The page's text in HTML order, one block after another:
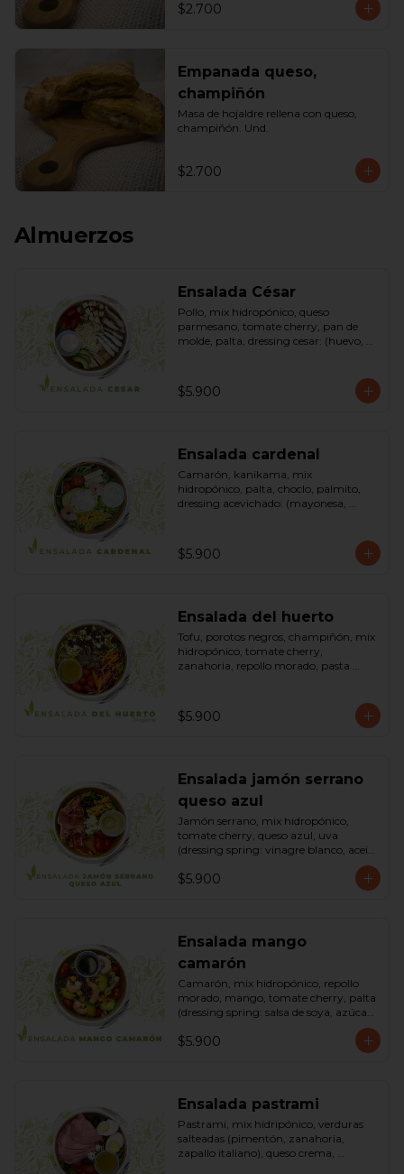
$2.700
Empanada queso,
champiñón
Masa de hojaldre rellena con queso,
champiñón. Und.
$2.700
Almuerzos
Ensalada César
Pollo, mix hidropónico, queso
parmesano, tomate cherry, pan de
molde, palta, dressing cesar: (huevo,
$5.900
Ensalada cardenal
Camarón, kanikama, mix
hidropónico, palta, choclo, palmito,
dressing acevichado: (mayonesa,
$5.900
Ensalada del huerto
Tofu, porotos negros, champiñón, mix
hidropónico, tomate cherry,
zanahoria, repollo morado, pasta
dressing: vinagreta, mostaza (vinagre
blanco, mostaza, azúcar). Bowl.
$5.900
Ensalada jamón serrano
queso azul
Jamón serrano, mix hidropónico,
tomate cherry, queso azul, uva
(dressing spring: vinagre blanco, aceite
$5.900
Ensalada mango
camarón
Camarón, mix hidropónico, repollo
morado, mango, tomate cherry, palta
(dressing spring: salsa de soya, azúcar,
$5.900
Ensalada pastrami
Pastrami, mix hidripónico, verduras
salteadas (pimentón, zanahoria,
zapallo italiano), queso crema,